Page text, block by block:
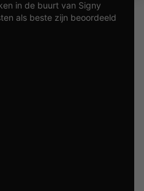
in de buurt van Signy
als beste zijn beoordeeld